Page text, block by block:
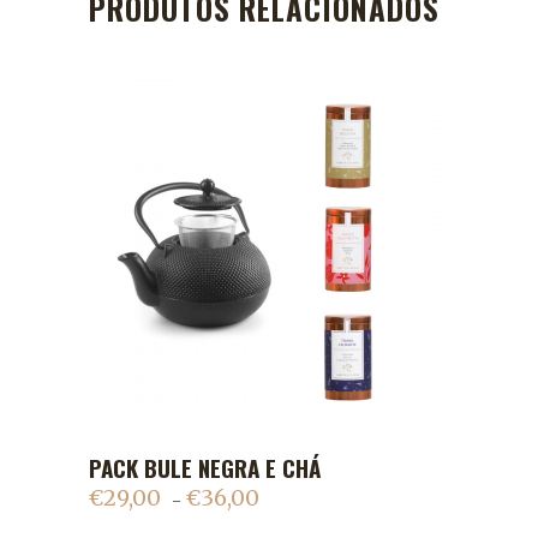
ADICIONAR AO CARRINHO
product
has
PACK BULE NEGRA E CHÁ
€29,00 – €36,00